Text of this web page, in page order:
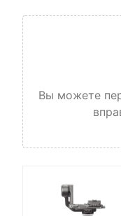
Вы можете